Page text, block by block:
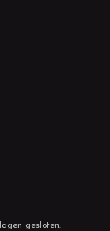
gesloten.